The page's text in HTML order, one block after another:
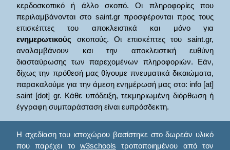
κερδοσκοπικό ή άλλο σκοπό. Οι πληροφορίες που
περιλαμβάνονται στο saint.gr προσφέρονται προς τους
επισκέπτες του αποκλειστικά και μόνο για
ενημερωτικούς σκοπούς. Οι επισκέπτες του saint.gr,
αναλαμβάνουν και την αποκλειστική ευθύνη
διασταύρωσης των παρεχομένων πληροφοριών. Εάν,
δίχως την πρόθεσή μας θίγουμε πνευματικά δικαιώματα,
παρακαλούμε για την άμεση ενημέρωσή μας στο: info [at]
saint [dot] gr. Κάθε υπόδειξη, τεκμηριωμένη διόρθωση ή
έγγραφη συμπαράσταση είναι ευπρόσδεκτη.
Η σχεδίαση του ιστοχώρου βασίστηκε στο δωρεάν υλικό
που παρέχει το w3schools τροποποιημένου από τον